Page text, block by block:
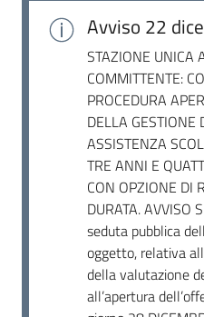
Avviso 22
STAZIONE UNICA
COMMITTENTE:
PROCEDURA
DELLA GESTIONE
ASSISTENZA
TRE ANNI E
CON OPZIONE DI
DURATA. AVVISO
seduta pubblica
oggetto, relativa
della valutazione
all’apertura